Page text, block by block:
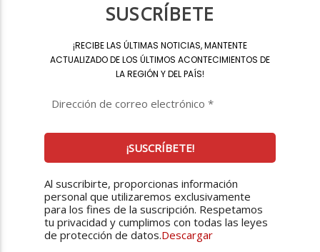
SUSCRÍBETE
¡RECIBE LAS ÚLTIMAS NOTICIAS, MANTENTE
ACTUALIZADO DE LOS ÚLTIMOS ACONTECIMIENTOS DE
LA REGIÓN Y DEL PAÍS!
Al suscribirte, proporcionas información
personal que utilizaremos exclusivamente
para los fines de la suscripción. Respetamos
tu privacidad y cumplimos con todas las leyes
de protección de datos.Descargar